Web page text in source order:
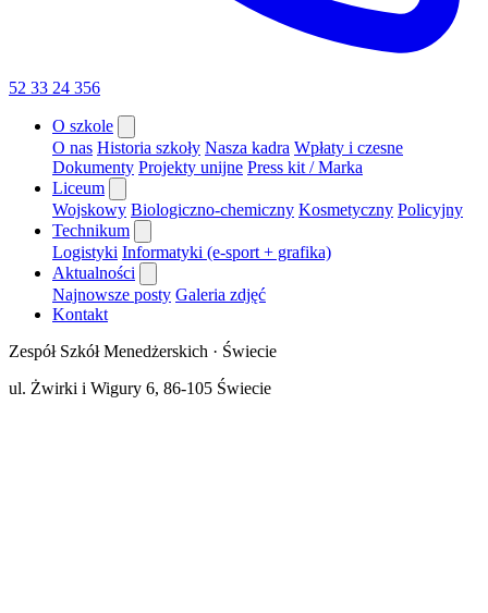
52 33 24 356
O szkole
O nas Historia szkoły Nasza kadra Wpłaty i czesne
Dokumenty Projekty unijne Press kit / Marka
Liceum
Wojskowy Biologiczno-chemiczny Kosmetyczny Policyjny
Technikum
Logistyki Informatyki (e-sport + grafika)
Aktualności
Najnowsze posty Galeria zdjęć
Kontakt
Zespół Szkół Menedżerskich · Świecie
ul. Żwirki i Wigury 6, 86-105 Świecie